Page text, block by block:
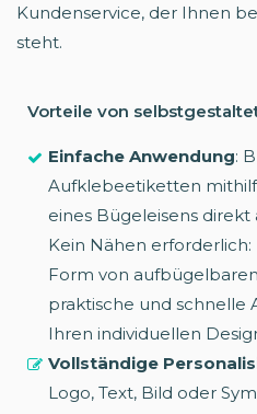
Kundenservice, der Ihnen
steht.
Vorteile von
Einfache Anwendung:
Aufklebeetiketten
eines Bügeleisens direkt
Kein Nähen
Form von
praktische und schnelle
Ihren individuellen
Vollständige
Logo, Text, Bild oder